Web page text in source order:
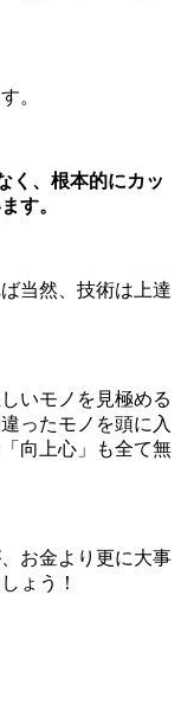
。
く、根本的にカッ
す。
当然、技術は上達
いモノを見極める
ったモノを頭に入
向上心」も全て無
お金より更に大事
ょう！